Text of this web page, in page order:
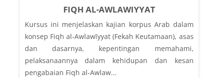
FIQH AL-AWLAWIYYAT
Kursus ini menjelaskan kajian korpus Arab dalam
konsep Fiqh al-Awlawīyyat (Fekah Keutamaan), asas
dan dasarnya, kepentingan memahami,
pelaksanaannya dalam kehidupan dan kesan
pengabaian Fiqh al-Awlaw...